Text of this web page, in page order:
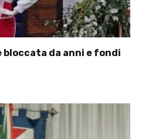
bloccata da anni e fondi